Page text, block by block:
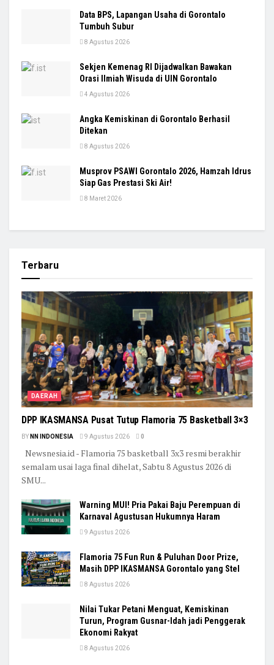
Data BPS, Lapangan Usaha di Gorontalo
Tumbuh Subur
8 Agustus 2026
Sekjen Kemenag RI Dijadwalkan Bawakan
Orasi Ilmiah Wisuda di UIN Gorontalo
4 Agustus 2026
Angka Kemiskinan di Gorontalo Berhasil
Ditekan
8 Agustus 2026
Musprov PSAWI Gorontalo 2026, Hamzah Idrus
Siap Gas Prestasi Ski Air!
8 Maret 2026
Terbaru
DAERAH
DPP IKASMANSA Pusat Tutup Flamoria 75 Basketball 3×3
BY NN INDONESIA 9 Agustus 2026 0
Newsnesia.id - Flamoria 75 basketball 3x3 resmi berakhir
semalam usai laga final dihelat, Sabtu 8 Agustus 2026 di
SMU...
Warning MUI! Pria Pakai Baju Perempuan di
Karnaval Agustusan Hukumnya Haram
9 Agustus 2026
Flamoria 75 Fun Run & Puluhan Door Prize,
Masih DPP IKASMANSA Gorontalo yang Stel
8 Agustus 2026
Nilai Tukar Petani Menguat, Kemiskinan
Turun, Program Gusnar-Idah jadi Penggerak
Ekonomi Rakyat
8 Agustus 2026